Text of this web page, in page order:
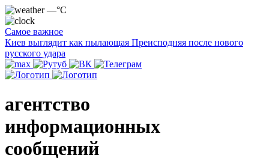
—°C
Самое важное
Киев выглядит как пылающая Преисподняя после нового
русского удара
агентство
информационных
сообщений